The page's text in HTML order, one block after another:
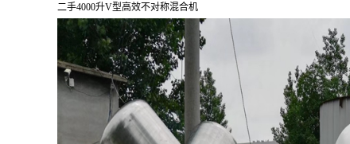
二手4000升V型高效不对称混合机